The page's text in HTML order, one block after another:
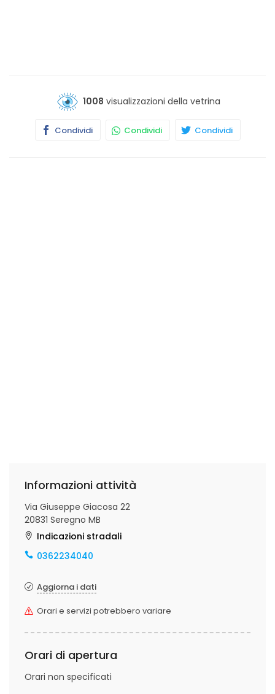
1008 visualizzazioni della vetrina
Condividi Condividi Condividi
Informazioni attività
Via Giuseppe Giacosa 22
20831 Seregno MB
Indicazioni stradali
0362234040
Aggiorna i dati
Orari e servizi potrebbero variare
Orari di apertura
Orari non specificati